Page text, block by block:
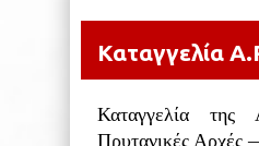
Καταγγελία
Καταγγελία
Πρυτανικές Αρχές